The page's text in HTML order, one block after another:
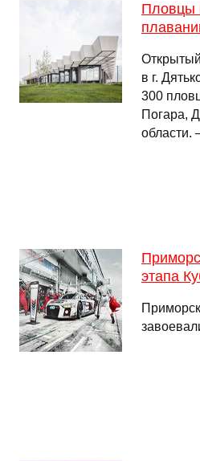
Пловцы
в г.
300
Погара,
области.
этапа